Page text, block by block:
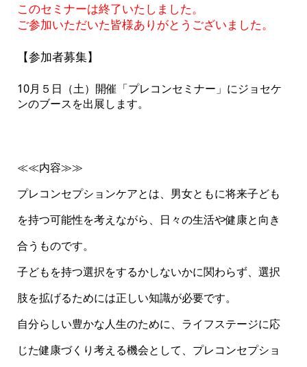
このセミナーは終了いたしました。
ご参加いただいた皆様ありがとうございました。
【参加者募集】
10月５日（土）開催「プレコンセミナー」にジョセケ
ンのブースを出展します。
≪≪内容≫≫
プレコンセプションケアとは、男女ともに将来子ども
を持つ可能性を考えながら、日々の生活や健康と向き
合うものです。
子どもを持つ選択をするかしないかに関わらず、選択
肢を拡げるためには正しい知識が必要です。
自分らしい豊かな人生のために、ライフステージに応
じた健康づくり考える機会として、プレコンセプショ